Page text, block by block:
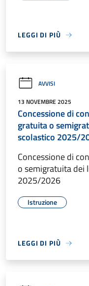
LEGGI DI PIÙ
AVVISI
13 NOVEMBRE 2025
Concessione di
gratuita o
scolastico 2025/
Concessione di
o semigratuita dei
2025/2026
Istruzione
LEGGI DI PIÙ